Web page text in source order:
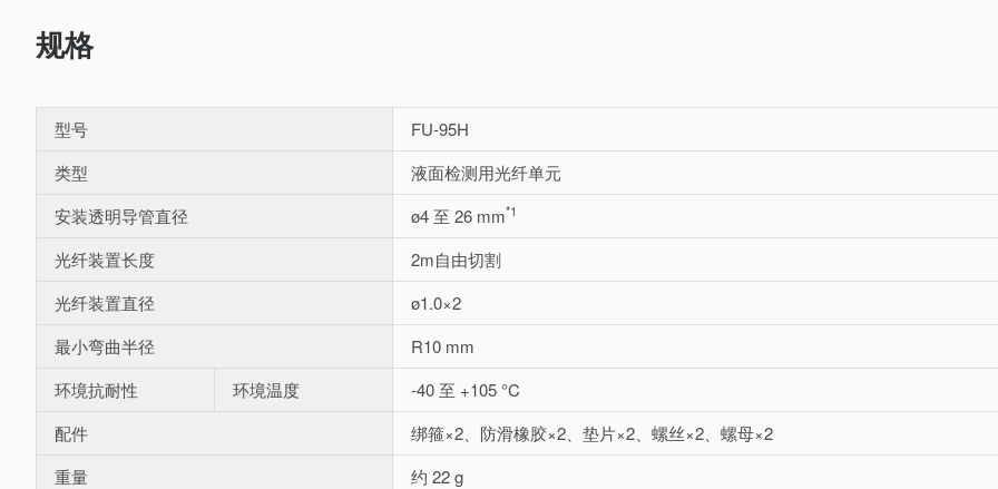
规格
型号
FU-95H
类型
液面检测用光纤单元
安装透明导管直径
ø4 至 26 mm*1
光纤装置长度
2m自由切割
光纤装置直径
ø1.0×2
最小弯曲半径
R10 mm
环境抗耐性
环境温度
-40 至 +105 °C
配件
绑箍×2、防滑橡胶×2、垫片×2、螺丝×2、螺母×2
重量
约 22 g